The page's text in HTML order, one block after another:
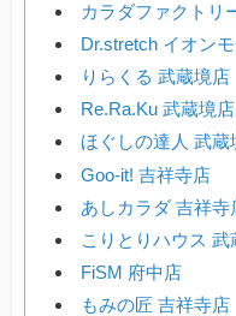
カラダファクトリ
Dr.stretch イオン
りらくる 武蔵境店
Re.Ra.Ku 武蔵境店
ほぐしの達人 武蔵
Goo-it! 吉祥寺店
あしカラダ 吉祥寺
こりとりハウス 武
FiSM 府中店
もみの匠 吉祥寺店